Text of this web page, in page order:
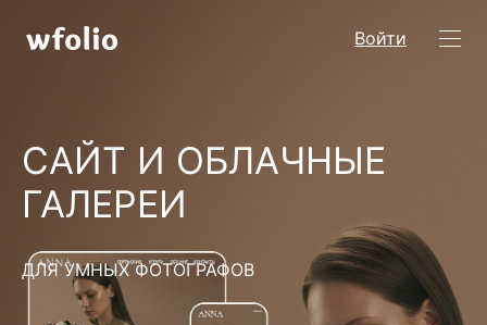
Войти
САЙТ И ОБЛАЧНЫЕ
ГАЛЕРЕИ
ДЛЯ УМНЫХ ФОТОГРАФОВ